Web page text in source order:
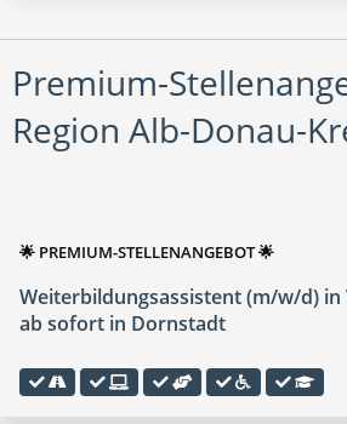
Premium-
Region Alb-Donau-
🌟 PREMIUM-STELLENANGEBOT 🌟
Weiterbildungsassistent (m/w/d) in
ab sofort in Dornstadt